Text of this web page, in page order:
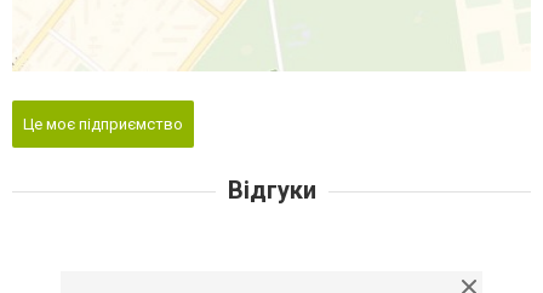
Це моє підприємство
Відгуки